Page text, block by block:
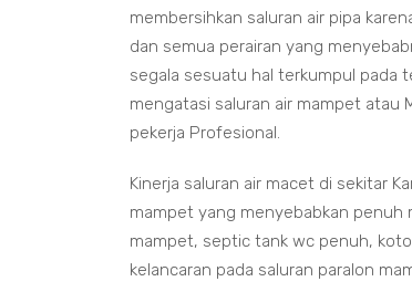
membersihkan saluran air pipa
dan semua perairan yang
segala sesuatu hal terkumpul pada
mengatasi saluran air mampet atau
pekerja Profesional.
Kinerja saluran air macet di sekitar
mampet yang menyebabkan penuh
mampet, septic tank wc penuh,
kelancaran pada saluran paralon